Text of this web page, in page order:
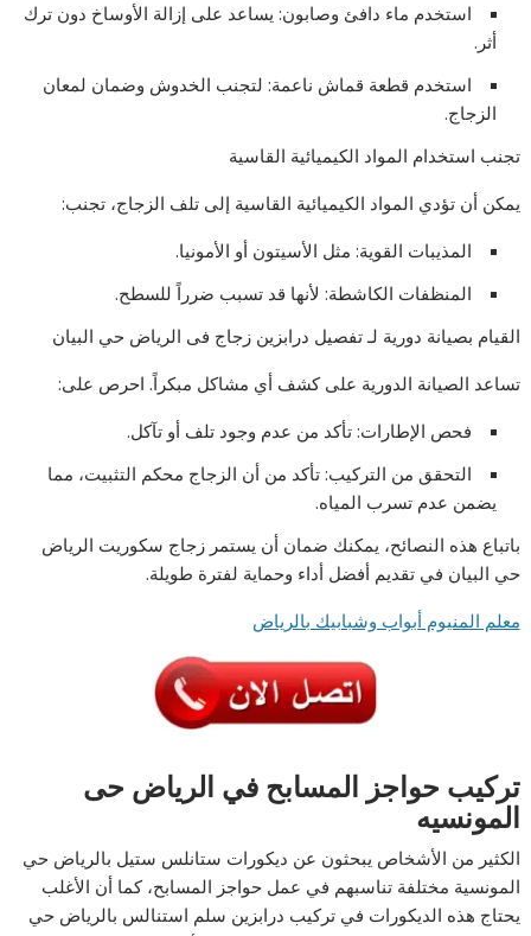
استخدم ماء دافئ وصابون: يساعد على إزالة الأوساخ دون ترك
أثر.
استخدم قطعة قماش ناعمة: لتجنب الخدوش وضمان لمعان
الزجاج.
تجنب استخدام المواد الكيميائية القاسية
يمكن أن تؤدي المواد الكيميائية القاسية إلى تلف الزجاج، تجنب:
المذيبات القوية: مثل الأسيتون أو الأمونيا.
المنظفات الكاشطة: لأنها قد تسبب ضرراً للسطح.
القيام بصيانة دورية لـ تفصيل درابزين زجاج فى الرياض حي البيان
تساعد الصيانة الدورية على كشف أي مشاكل مبكراً. احرص على:
فحص الإطارات: تأكد من عدم وجود تلف أو تآكل.
التحقق من التركيب: تأكد من أن الزجاج محكم التثبيت، مما
يضمن عدم تسرب المياه.
باتباع هذه النصائح، يمكنك ضمان أن يستمر زجاج سكوريت الرياض
حي البيان في تقديم أفضل أداء وحماية لفترة طويلة.
معلم المنيوم أبواب وشبابيك بالرياض
تركيب حواجز المسابح في الرياض حى
المونسيه
الكثير من الأشخاص يبحثون عن ديكورات ستانلس ستيل بالرياض حي
المونسية مختلفة تناسبهم في عمل حواجز المسابح، كما أن الأغلب
يحتاج هذه الديكورات في تركيب درابزين سلم استنالس بالرياض حي